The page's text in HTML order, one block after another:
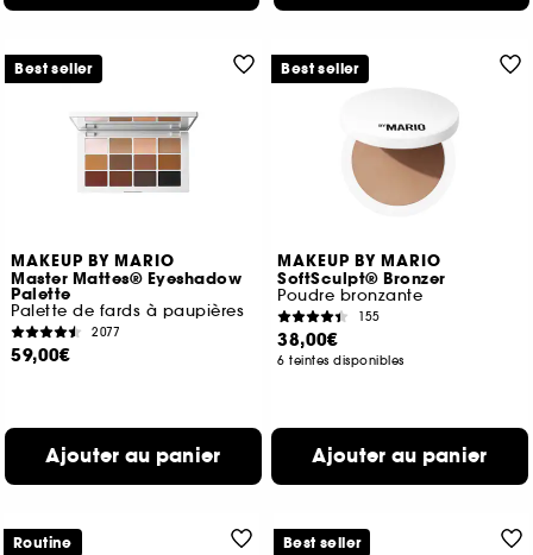
MAKEUP BY MARIO
Master Mattes® Eyeshadow
Palette
Palette de fards à paupières
2077
59,00€
Ajouter au panier
Best seller
MAKEUP BY MARIO
SoftSculpt® Bronzer
Poudre bronzante
155
38,00€
6 teintes disponibles
Ajouter au panier
Best seller
Routine Best seller